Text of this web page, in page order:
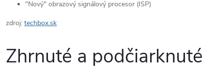
"Nový" obrazový signálový procesor (ISP)
zdroj: techbox.sk
Zhrnuté a podčiarknuté